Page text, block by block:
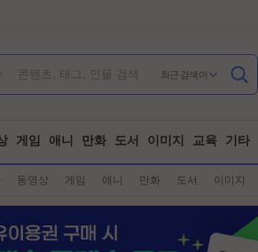
최근 검색어
게임 애니 만화 도서 이미지 교육 기타
동영상 게임 애니 만화 도서 이미지